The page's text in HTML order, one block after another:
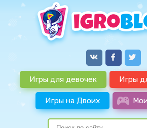
Игры для девочек Игры
Игры на Двоих